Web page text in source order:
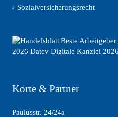
Sozialversicherungsrecht
Korte & Partner
Paulusstr. 24/24a